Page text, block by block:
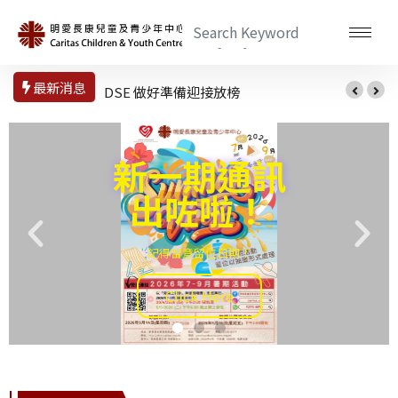
最新消息 「好好聽我講一講可以嗎？」兒童劇
新一期通訊
出咗啦！
記得留意留位日期！
Click Here